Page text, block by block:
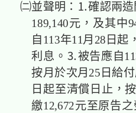
㈡並聲明：⒈確認兩造
189,140元，及其中
自113年11月28日
利息。⒊被告應自
按月於次月25日給
日起至清償日止，
繳12,672元至原告